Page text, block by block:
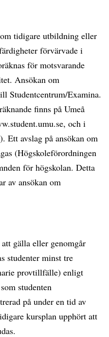
tidigare utbildning eller
förvärvade i
för motsvarande
Ansökan om
Studentcentrum/Examina.
finns på Umeå
och i
Ett avslag på ansökan om
(Högskoleförordningen
för högskolan. Detta
av ansökan om
gälla eller genomgår
studenter minst tre
provtillfälle) enligt
studenten
på under en tid av
kursplan upphört att